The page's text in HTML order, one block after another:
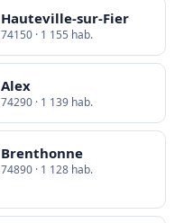
Hauteville-sur-Fier
74150 · 1 155 hab.
Alex
74290 · 1 139 hab.
Brenthonne
74890 · 1 128 hab.